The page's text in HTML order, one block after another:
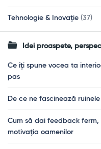
Tehnologie & Inovație (37)
Idei proaspete,
Ce îți spune vocea ta
pas
De ce ne fascinează
Cum să dai feedback
motivația oamenilor